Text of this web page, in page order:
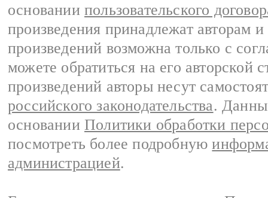
основании пользовательского
произведения принадлежат авторам
произведений возможна только с
можете обратиться на его авторской
произведений авторы несут
российского законодательства.
основании Политики обработки
посмотреть более подробную
администрацией.